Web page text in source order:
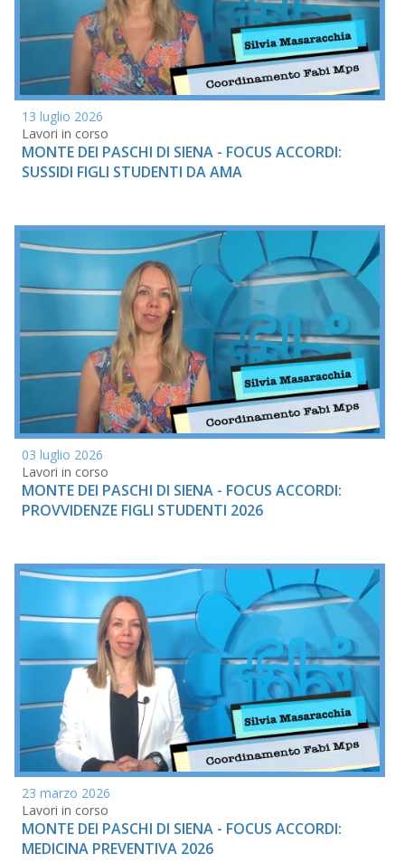
13 luglio 2026
Lavori in corso
MONTE DEI PASCHI DI SIENA - FOCUS ACCORDI:
SUSSIDI FIGLI STUDENTI DA AMA
03 luglio 2026
Lavori in corso
MONTE DEI PASCHI DI SIENA - FOCUS ACCORDI:
PROVVIDENZE FIGLI STUDENTI 2026
23 marzo 2026
Lavori in corso
MONTE DEI PASCHI DI SIENA - FOCUS ACCORDI:
MEDICINA PREVENTIVA 2026